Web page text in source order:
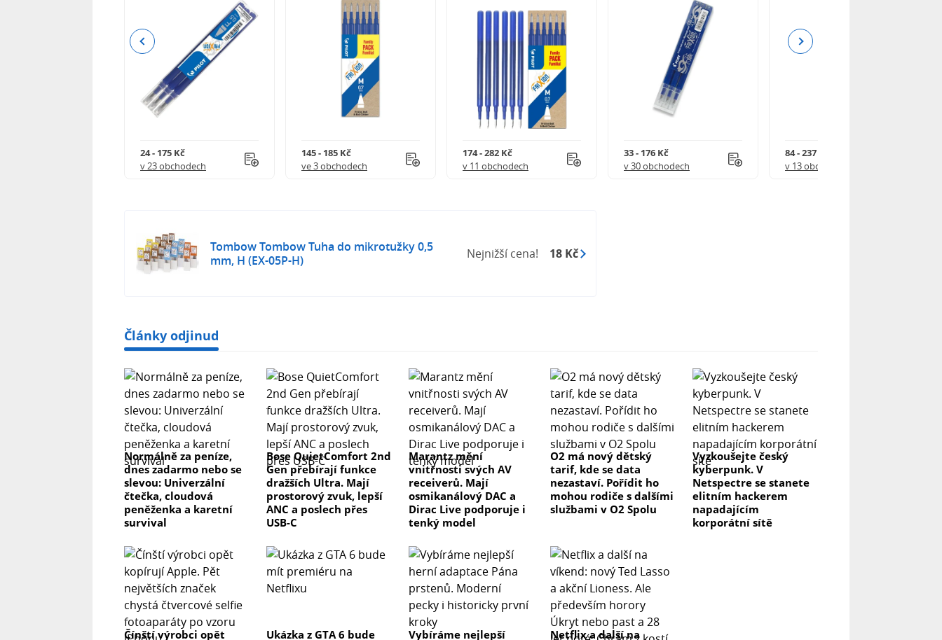
24 - 175 Kč
v 23 obchodech
145 - 185 Kč
ve 3 obchodech
174 - 282 Kč
v 11 obchodech
33 - 176 Kč
v 30 obchodech
84 - 237 Kč
v 13 obchodech
Previous Next
Tombow Tombow Tuha do mikrotužky 0,5
mm, H (EX-05P-H)
Nejnižší cena! 18 Kč
Články odjinud
Normálně za peníze,
dnes zadarmo nebo se
slevou: Univerzální
čtečka, cloudová
peněženka a karetní
survival
Bose QuietComfort 2nd
Gen přebírají funkce
dražších Ultra. Mají
prostorový zvuk, lepší
ANC a poslech přes
USB-C
Marantz mění
vnitřnosti svých AV
receiverů. Mají
osmikanálový DAC a
Dirac Live podporuje i
tenký model
O2 má nový dětský
tarif, kde se data
nezastaví. Pořídit ho
mohou rodiče s dalšími
službami v O2 Spolu
Vyzkoušejte český
kyberpunk. V
Netspectre se stanete
elitním hackerem
napadajícím
korporátní sítě
Čínští výrobci opět Ukázka z GTA 6 bude Vybíráme nejlepší Netflix a další na